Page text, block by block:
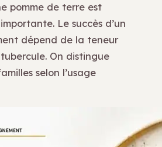
pomme de terre est
Le succès d’un
dépend de la teneur
On distingue
selon l’usage